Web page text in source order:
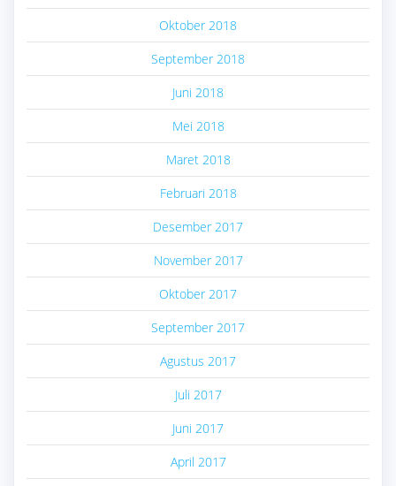
Oktober 2018
September 2018
Juni 2018
Mei 2018
Maret 2018
Februari 2018
Desember 2017
November 2017
Oktober 2017
September 2017
Agustus 2017
Juli 2017
Juni 2017
April 2017